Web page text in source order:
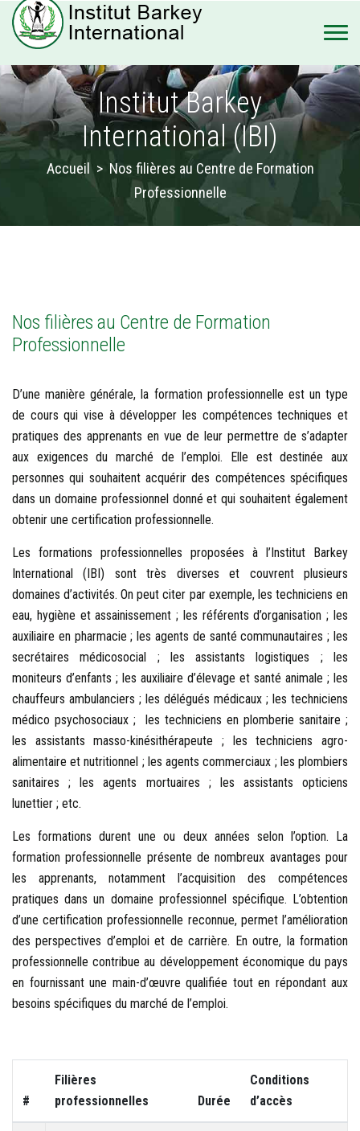
Institut Barkey
International (IBI)
Accueil > Nos filières au Centre de Formation
Professionnelle
Nos filières au Centre de Formation
Professionnelle
D’une manière générale, la formation professionnelle est un type
de cours qui vise à développer les compétences techniques et
pratiques des apprenants en vue de leur permettre de s’adapter
aux exigences du marché de l’emploi. Elle est destinée aux
personnes qui souhaitent acquérir des compétences spécifiques
dans un domaine professionnel donné et qui souhaitent également
obtenir une certification professionnelle.
Les formations professionnelles proposées à l’Institut Barkey
International (IBI) sont très diverses et couvrent plusieurs
domaines d’activités. On peut citer par exemple, les techniciens en
eau, hygiène et assainissement ; les référents d’organisation ; les
auxiliaire en pharmacie ; les agents de santé communautaires ; les
secrétaires médicosocial ; les assistants logistiques ; les
moniteurs d’enfants ; les auxiliaire d’élevage et santé animale ; les
chauffeurs ambulanciers ; les délégués médicaux ; les techniciens
médico psychosociaux ; les techniciens en plomberie sanitaire ;
les assistants masso-kinésithérapeute ; les techniciens agro-
alimentaire et nutritionnel ; les agents commerciaux ; les plombiers
sanitaires ; les agents mortuaires ; les assistants opticiens
lunettier ; etc.
Les formations durent une ou deux années selon l’option. La
formation professionnelle présente de nombreux avantages pour
les apprenants, notamment l’acquisition des compétences
pratiques dans un domaine professionnel spécifique. L’obtention
d’une certification professionnelle reconnue, permet l’amélioration
des perspectives d’emploi et de carrière. En outre, la formation
professionnelle contribue au développement économique du pays
en fournissant une main-d’œuvre qualifiée tout en répondant aux
besoins spécifiques du marché de l’emploi.
#
Filières
professionnelles
Durée
Conditions
d’accès